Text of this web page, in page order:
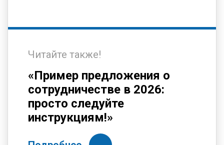
Читайте также!
«Пример предложения о
сотрудничестве в 2026:
просто следуйте
инструкциям!»